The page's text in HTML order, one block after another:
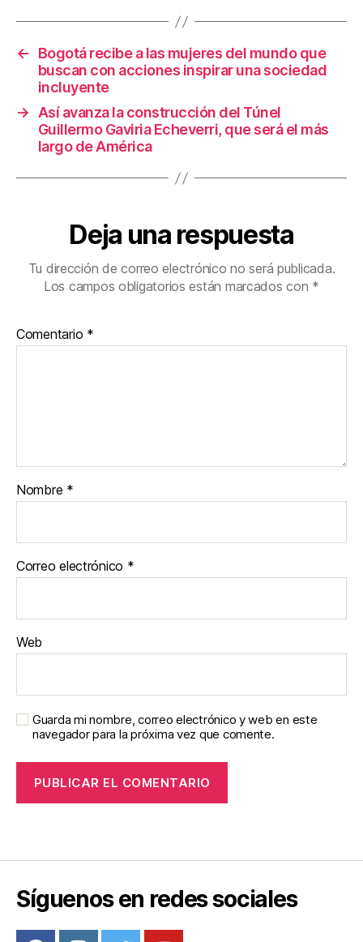
o
o
k
tir
←
Bogotá recibe a las mujeres del mundo que
buscan con acciones inspirar una sociedad
incluyente
→
Así avanza la construcción del Túnel
Guillermo Gaviria Echeverri, que será el más
largo de América
Deja una respuesta
Tu dirección de correo electrónico no será publicada.
Los campos obligatorios están marcados con *
Comentario *
Nombre *
Correo electrónico *
Web
Guarda mi nombre, correo electrónico y web en este
navegador para la próxima vez que comente.
Síguenos en redes sociales